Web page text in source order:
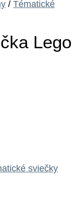
/ Tématické
Lego
sviečky